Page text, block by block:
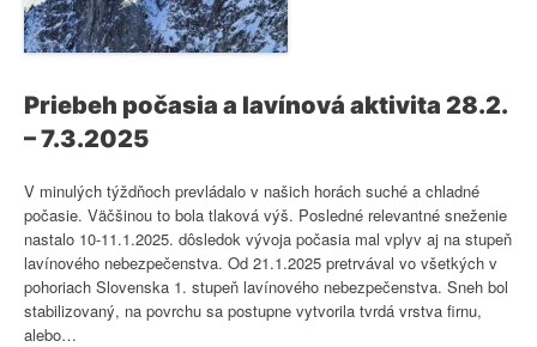
Priebeh počasia a lavínová aktivita 28.2.
– 7.3.2025
V minulých týždňoch prevládalo v našich horách suché a chladné
počasie. Väčšinou to bola tlaková výš. Posledné relevantné sneženie
nastalo 10-11.1.2025. dôsledok vývoja počasia mal vplyv aj na stupeň
lavínového nebezpečenstva. Od 21.1.2025 pretrvával vo všetkých v
pohoriach Slovenska 1. stupeň lavínového nebezpečenstva. Sneh bol
stabilizovaný, na povrchu sa postupne vytvorila tvrdá vrstva firnu,
alebo…